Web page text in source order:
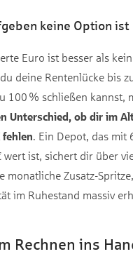
keine Option ist
Euro ist besser als
deine Rentenlücke bis
100 % schließen kannst,
Unterschied, ob dir im
fehlen . Ein Depot, das
wert ist, sichert dir über
monatliche Zusatz-
im Ruhestand massiv
Rechnen ins